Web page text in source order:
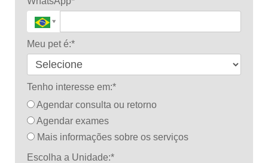
Meu pet é:*
Tenho interesse em:*
Agendar consulta ou retorno
Agendar exames
Mais informações sobre os serviços
Escolha a Unidade:*